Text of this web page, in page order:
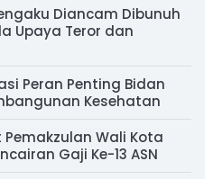
Diancam Dibunuh
Upaya Teror dan
Peran Penting Bidan
Kesehatan
Wali Kota
Gaji Ke-13 ASN